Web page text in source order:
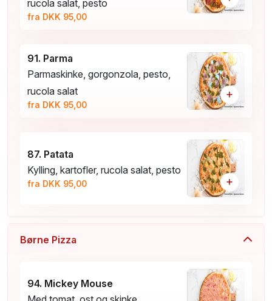
rucola salat, pesto
fra DKK 95,00
91. Parma
Parmaskinke, gorgonzola, pesto,
rucola salat
fra DKK 95,00
+
87. Patata
Kylling, kartofler, rucola salat, pesto
fra DKK 95,00 +
Børne Pizza
94. Mickey Mouse